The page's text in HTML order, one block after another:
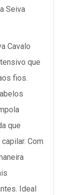
Seiva
Cavalo
que
fios.
que
Com
Ideal